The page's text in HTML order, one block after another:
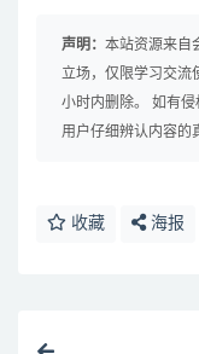
声明： 本站资源来自
立场，仅限学习交
小时内删除。 如有
用户仔细辨认内容的
收藏 海报